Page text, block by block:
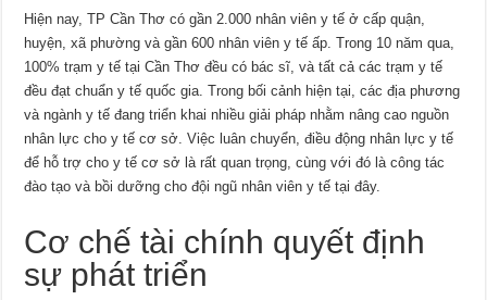
Hiện nay, TP Cần Thơ có gần 2.000 nhân viên y tế ở cấp quận,
huyện, xã phường và gần 600 nhân viên y tế ấp. Trong 10 năm qua,
100% trạm y tế tại Cần Thơ đều có bác sĩ, và tất cả các trạm y tế
đều đạt chuẩn y tế quốc gia. Trong bối cảnh hiện tại, các địa phương
và ngành y tế đang triển khai nhiều giải pháp nhằm nâng cao nguồn
nhân lực cho y tế cơ sở. Việc luân chuyển, điều động nhân lực y tế
để hỗ trợ cho y tế cơ sở là rất quan trọng, cùng với đó là công tác
đào tạo và bồi dưỡng cho đội ngũ nhân viên y tế tại đây.
Cơ chế tài chính quyết định
sự phát triển